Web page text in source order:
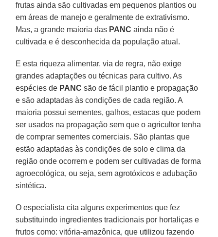
frutas ainda são cultivadas em pequenos plantios ou
em áreas de manejo e geralmente de extrativismo.
Mas, a grande maioria das PANC ainda não é
cultivada e é desconhecida da população atual.
E esta riqueza alimentar, via de regra, não exige
grandes adaptações ou técnicas para cultivo. As
espécies de PANC são de fácil plantio e propagação
e são adaptadas às condições de cada região. A
maioria possui sementes, galhos, estacas que podem
ser usados na propagação sem que o agricultor tenha
de comprar sementes comerciais. São plantas que
estão adaptadas às condições de solo e clima da
região onde ocorrem e podem ser cultivadas de forma
agroecológica, ou seja, sem agrotóxicos e adubação
sintética.
O especialista cita alguns experimentos que fez
substituindo ingredientes tradicionais por hortaliças e
frutos como: vitória-amazônica, que utilizou fazendo